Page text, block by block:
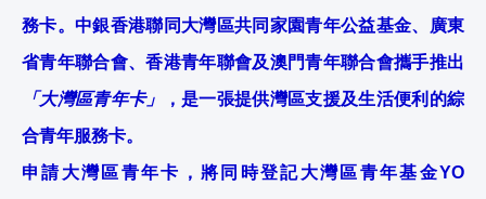
務卡。中銀香港聯同大灣區共同家園青年公益基金、廣東
省青年聯合會、香港青年聯會及澳門青年聯合會攜手推出
「大灣區青年卡」
，是一張提供灣區支援及生活便利的綜
合青年服務卡。
申請大灣區青年卡，將同時登記大灣區青年基金YO